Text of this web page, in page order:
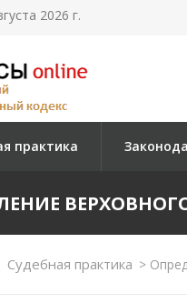
2026 г.
практика
ВЕРХОВНОГО
Судебная практика >